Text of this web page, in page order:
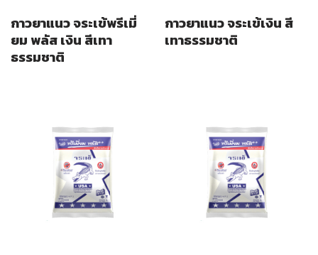
กาวยาแนว จระเข้พรีเมี่
ยม พลัส เงิน สีเทา
ธรรมชาติ
กาวยาแนว จระเข้เงิน สี
เทาธรรมชาติ